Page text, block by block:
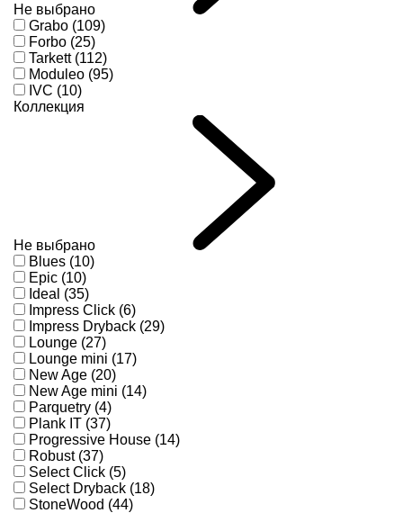
Не выбрано
Grabo (109)
Forbo (25)
Tarkett (112)
Moduleo (95)
IVC (10)
Коллекция
Не выбрано
Blues (10)
Epic (10)
Ideal (35)
Impress Click (6)
Impress Dryback (29)
Lounge (27)
Lounge mini (17)
New Age (20)
New Age mini (14)
Parquetry (4)
Plank IT (37)
Progressive House (14)
Robust (37)
Select Click (5)
Select Dryback (18)
StoneWood (44)